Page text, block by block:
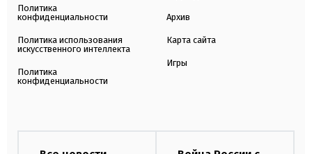
Политика
конфиденциальности
Политика использования
искусственного интеллекта
Политика
конфиденциальности
Архив
Карта сайта
Игры